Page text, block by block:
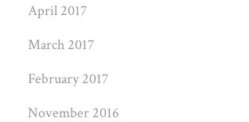
April 2017
March 2017
February 2017
November 2016